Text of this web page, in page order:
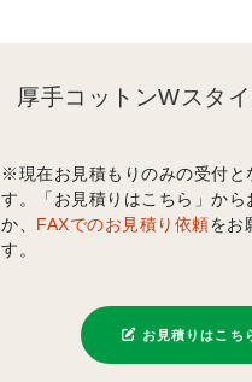
厚手コットンWスタ
※現在お見積もりのみの受付と
す。「お見積りはこちら」から
か、 FAXでのお見積り依頼をお
す。
お見積りはこち